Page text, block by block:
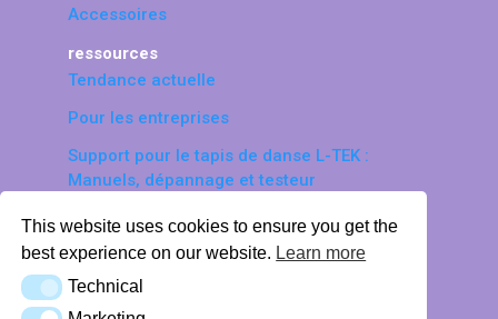
This website uses cookies to ensure you get the
best experience on our website. Learn more
Technical
Technical
Accessoires
ressources
Tendance actuelle
Pour les entreprises
Support pour le tapis de danse L-TEK :
Manuels, dépannage et testeur
© 2026 LTEK Sp. z o.o. Tous droits
réservés.
personnelles